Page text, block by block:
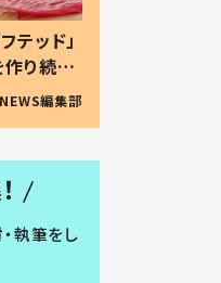
テッド」
り続け
の子
NEWS編集部
執筆をし